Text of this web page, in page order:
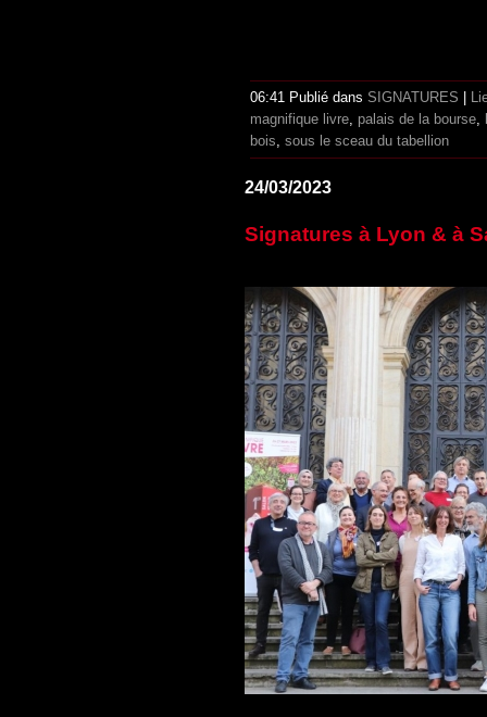
06:41 Publié dans SIGNATURES |
magnifique livre palais de la bourse
bois sous le sceau du tabellion
24/03/2023
Signatures à Lyon & à